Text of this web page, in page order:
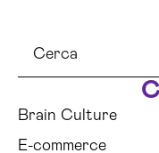
Brain Culture
E-commerce